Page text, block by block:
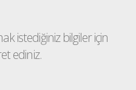
istediğiniz bilgiler için
ediniz.